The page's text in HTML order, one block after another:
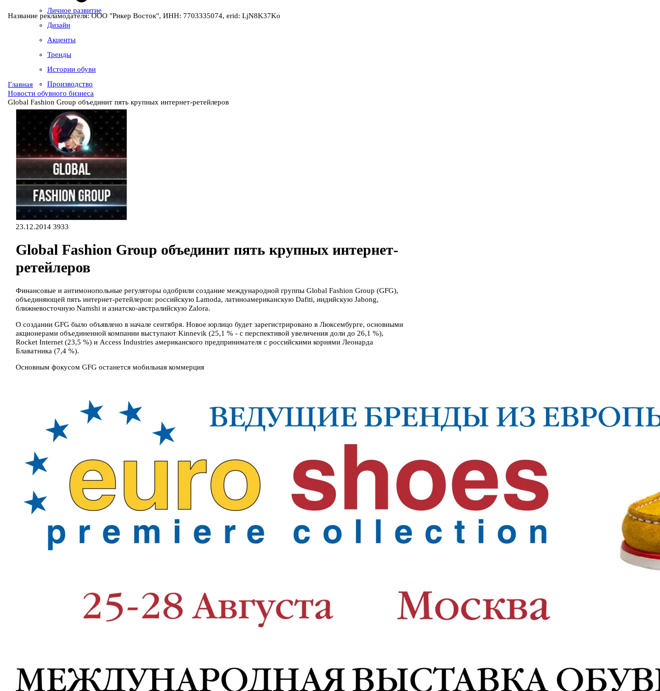
Личное развитие
Дизайн
Акценты
Тренды
Истории обуви
Производство
Название рекламодателя: ООО "Рикер Восток", ИНН: 7703335074, erid: LjN8K37Ko
Главная
Новости обувного бизнеса
Global Fashion Group объединит пять крупных интернет-ретейлеров
23.12.2014 3933
Global Fashion Group объединит пять крупных интернет-
ретейлеров
Финансовые и антимонопольные регуляторы одобрили создание международной группы Global Fashion Group (GFG),
объединяющей пять интернет-ретейлеров: российскую Lamoda, латиноамериканскую Dafiti, индийскую Jabong,
ближневосточную Namshi и азиатско-австралийскую Zalora.
О создании GFG было объявлено в начале сентября. Новое юрлицо будет зарегистрировано в Люксембурге, основными
акционерами объединенной компании выступают Kinnevik (25,1 % - с перспективой увеличения доли до 26,1 %),
Rocket Internet (23,5 %) и Access Industries американского предпринимателя с российскими корнями Леонарда
Блаватника (7,4 %).
Основным фокусом GFG останется мобильная коммерция